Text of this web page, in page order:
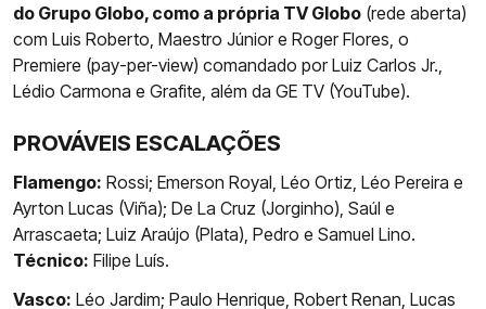
do Grupo Globo, como a própria TV Globo (rede aberta)
com Luis Roberto, Maestro Júnior e Roger Flores, o
Premiere (pay-per-view) comandado por Luiz Carlos Jr.,
Lédio Carmona e Grafite, além da GE TV (YouTube).
PROVÁVEIS ESCALAÇÕES
Flamengo: Rossi; Emerson Royal, Léo Ortiz, Léo Pereira e
Ayrton Lucas (Viña); De La Cruz (Jorginho), Saúl e
Arrascaeta; Luiz Araújo (Plata), Pedro e Samuel Lino.
Técnico: Filipe Luís.
Vasco: Léo Jardim; Paulo Henrique, Robert Renan, Lucas